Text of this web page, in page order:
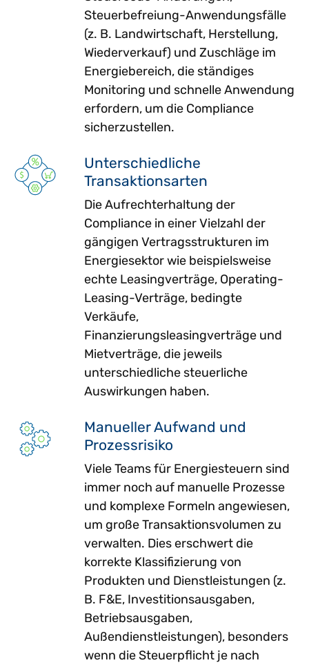
Steuerbefreiung-Anwendungsfälle
(z. B. Landwirtschaft, Herstellung,
Wiederverkauf) und Zuschläge im
Energiebereich, die ständiges
Monitoring und schnelle Anwendung
erfordern, um die Compliance
sicherzustellen.
Unterschiedliche
Transaktionsarten
Die Aufrechterhaltung der
Compliance in einer Vielzahl der
gängigen Vertragsstrukturen im
Energiesektor wie beispielsweise
echte Leasingverträge, Operating-
Leasing-Verträge, bedingte
Verkäufe,
Finanzierungsleasingverträge und
Mietverträge, die jeweils
unterschiedliche steuerliche
Auswirkungen haben.
Manueller Aufwand und
Prozessrisiko
Viele Teams für Energiesteuern sind
immer noch auf manuelle Prozesse
und komplexe Formeln angewiesen,
um große Transaktionsvolumen zu
verwalten. Dies erschwert die
korrekte Klassifizierung von
Produkten und Dienstleistungen (z.
B. F&E, Investitionsausgaben,
Betriebsausgaben,
Außendienstleistungen), besonders
wenn die Steuerpflicht je nach